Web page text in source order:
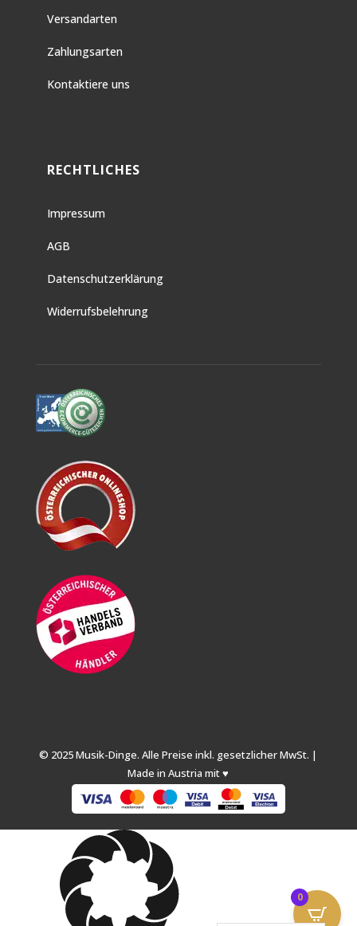
Versandarten
Zahlungsarten
Kontaktiere uns
RECHTLICHES
Impressum
AGB
Datenschutzerklärung
Widerrufsbelehrung
© 2025 Musik-Dinge. Alle Preise inkl. gesetzlicher MwSt. |
Made in Austria mit ♥
0